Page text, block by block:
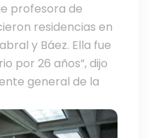
profesora de
residencias en
y Báez. Ella fue
por 26 años”, dijo
general de la